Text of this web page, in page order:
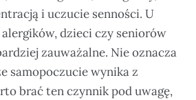
i uczucie senności. U
dzieci czy seniorów
zauważalne. Nie oznacza
samopoczucie wynika z
brać ten czynnik pod uwagę,